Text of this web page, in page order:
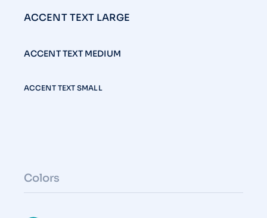
ACCENT TEXT LARGE
ACCENT TEXT MEDIUM
ACCENT TEXT SMALL
Colors